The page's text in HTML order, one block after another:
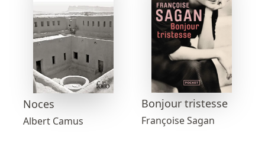
Noces
Albert Camus
Bonjour tristesse
Françoise Sagan